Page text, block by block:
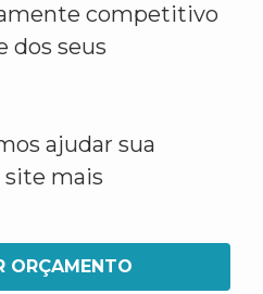
competitivo
dos seus
ajudar sua
mais
ORÇAMENTO